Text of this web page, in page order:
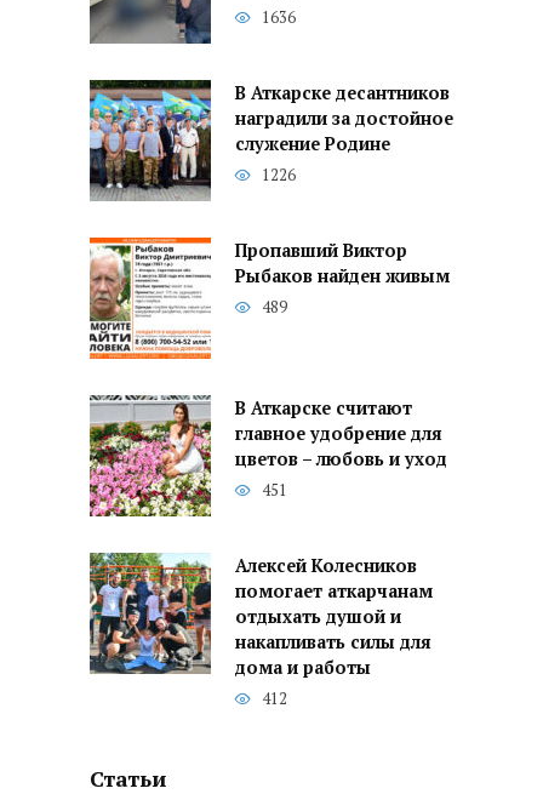
1636
В Аткарске десантников
наградили за достойное
служение Родине
1226
Пропавший Виктор
Рыбаков найден живым
489
В Аткарске считают
главное удобрение для
цветов – любовь и уход
451
Алексей Колесников
помогает аткарчанам
отдыхать душой и
накапливать силы для
дома и работы
412
Статьи